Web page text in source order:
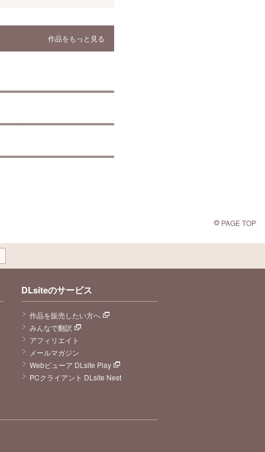
作品をもっと見る
PAGE TOP
DLsiteのサービス
作品を販売したい方へ
みんなで翻訳
アフィリエイト
メールマガジン
Webビューア DLsite Play
PCクライアント DLsite Nest